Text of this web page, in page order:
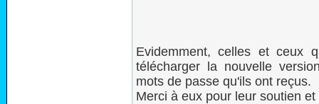
Evidemment, celles et ceux
télécharger la nouvelle
mots de passe qu'ils ont reçus.
Merci à eux pour leur soutien